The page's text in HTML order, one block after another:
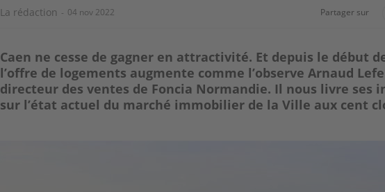
La rédaction 04 nov 2022 Partager sur
Caen ne cesse de gagner en attractivité. Et depuis le début
l’offre de logements augmente comme l’observe Arnaud
directeur des ventes de Foncia Normandie. Il nous livre ses
sur l’état actuel du marché immobilier de la Ville aux cent